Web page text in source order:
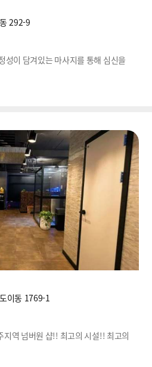
292-9
성이 담겨있는 마사지를 통해 심신을
이동 1769-1
역 넘버원 샵!! 최고의 시설!! 최고의